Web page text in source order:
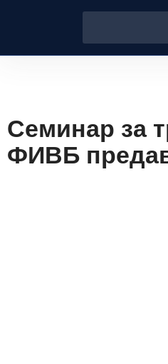
Семинар за
ФИВБ